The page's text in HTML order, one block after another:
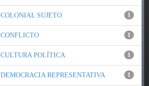
1
COLONIAL SUJETO
1
CONFLICTO
1
CULTURA POLÍTICA
1
DEMOCRACIA REPRESENTATIVA